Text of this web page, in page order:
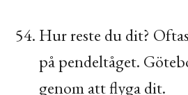
Hur reste du dit?
på pendeltåget.
genom att flyga dit.